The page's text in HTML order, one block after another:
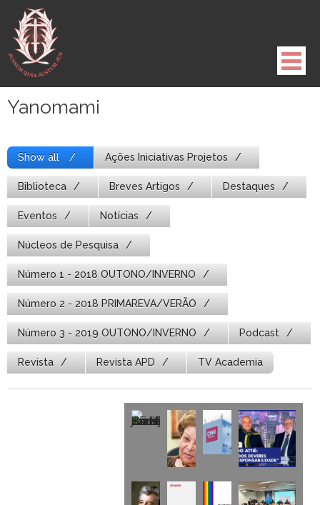
para
conteúdo
Yanomami
Show all Ações Iniciativas Projetos
Biblioteca Breves Artigos Destaques
Eventos Notícias
Núcleos de Pesquisa
Número 1 - 2018 OUTONO/INVERNO
Número 2 - 2018 PRIMAREVA/VERÃO
Número 3 - 2019 OUTONO/INVERNO Podcast
Revista Revista APD TV Academia